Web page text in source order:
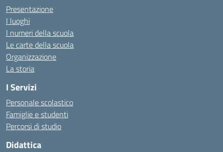
Presentazione
I luoghi
I numeri della scuola
Le carte della scuola
Organizzazione
La storia
I Servizi
Personale scolastico
Famiglie e studenti
Percorsi di studio
Didattica